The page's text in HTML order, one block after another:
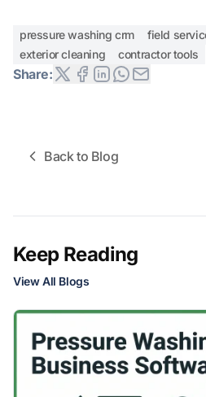
pressure washing crm
field
exterior cleaning
contractor tools
Share:
Back to Blog
Keep Reading
View All Blogs